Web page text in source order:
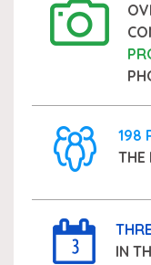
198
THE
IN